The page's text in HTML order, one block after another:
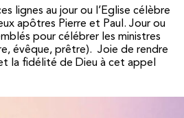
lignes au jour ou l’Eglise célèbre
apôtres Pierre et Paul. Jour ou
pour célébrer les ministres
évêque, prêtre). Joie de rendre
la fidélité de Dieu à cet appel